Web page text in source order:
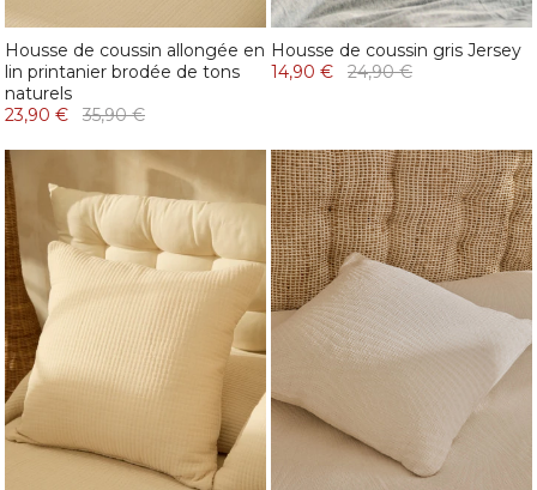
Housse de coussin allongée en
lin printanier brodée de tons
naturels
23,90 €
35,90 €
Housse de coussin gris Jersey
14,90 €
24,90 €